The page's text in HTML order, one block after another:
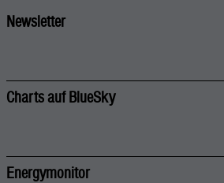
Newsletter
Charts auf BlueSky
Energymonitor